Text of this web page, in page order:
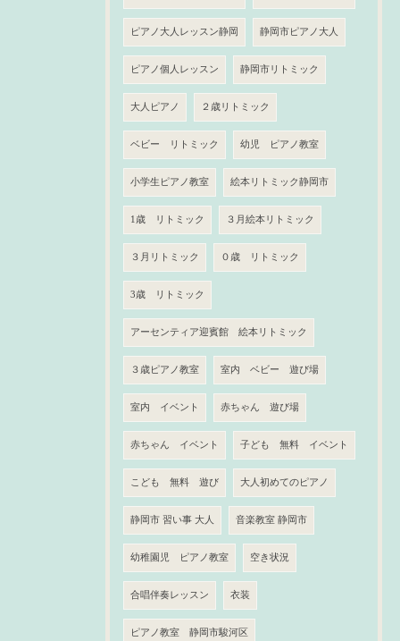
ピアノ大人レッスン静岡 静岡市ピアノ大人
ピアノ個人レッスン 静岡市リトミック
大人ピアノ ２歳リトミック
ベビー リトミック 幼児 ピアノ教室
小学生ピアノ教室 絵本リトミック静岡市
1歳 リトミック ３月絵本リトミック
３月リトミック ０歳 リトミック
3歳 リトミック
アーセンティア迎賓館 絵本リトミック
３歳ピアノ教室 室内 ベビー 遊び場
室内 イベント 赤ちゃん 遊び場
赤ちゃん イベント 子ども 無料 イベント
こども 無料 遊び 大人初めてのピアノ
静岡市 習い事 大人 音楽教室 静岡市
幼稚園児 ピアノ教室 空き状況
合唱伴奏レッスン 衣装
ピアノ教室 静岡市駿河区